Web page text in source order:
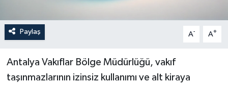
Paylaş A- A+
Antalya Vakıflar Bölge Müdürlüğü, vakıf
taşınmazlarının izinsiz kullanımı ve alt kiraya
Teknoloji